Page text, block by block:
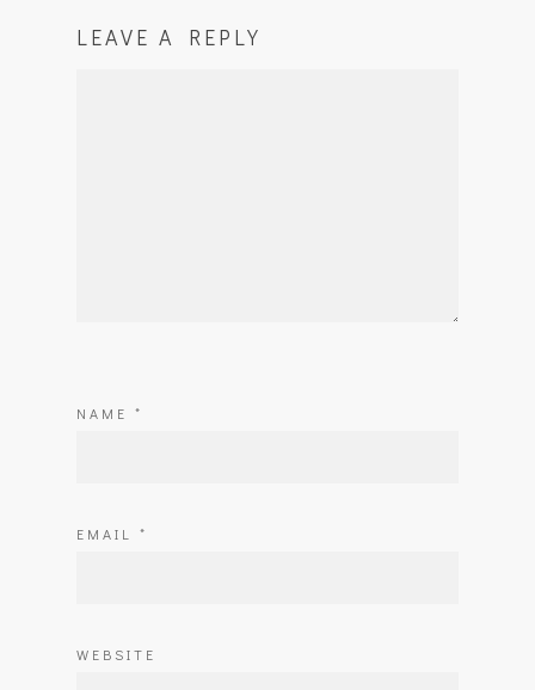
LEAVE A REPLY
NAME *
EMAIL *
WEBSITE